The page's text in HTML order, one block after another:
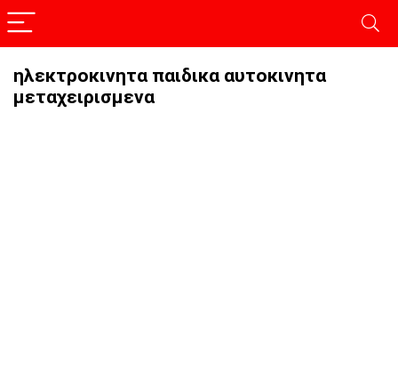
ηλεκτροκινητα παιδικα αυτοκινητα
μεταχειρισμενα